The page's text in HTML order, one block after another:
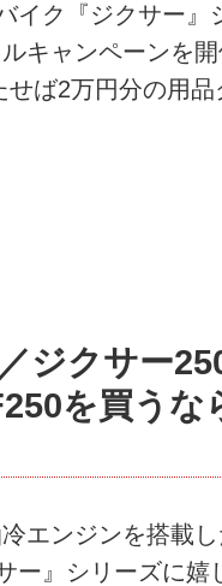
イク『ジクサー』
キャンペーンを開
せば2万円分の用品
ジクサー
を買うな
エンジンを搭載
ー』シリーズに嬉